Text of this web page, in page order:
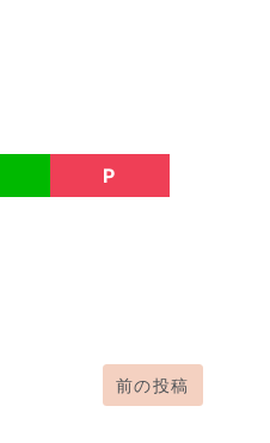
P
前の投稿